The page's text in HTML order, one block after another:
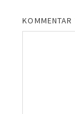
KOMMENTAR